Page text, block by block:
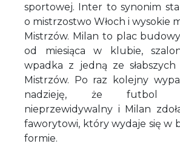
sportowej. Inter to synonim
o mistrzostwo Włoch i wysokie
Mistrzów. Milan to plac
od miesiąca w klubie,
wpadka z jedną ze
Mistrzów. Po raz kolejny
nadzieję, że futbol
nieprzewidywalny i Milan
faworytowi, który wydaje się w
formie.